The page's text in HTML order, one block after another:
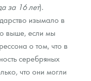
за 16 лет).
изымало в
выше, если мы
о том, что в
серебряных
что они могли